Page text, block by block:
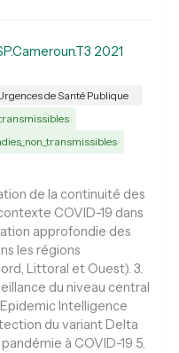
2021
de Santé Publique
de la continuité des
COVID-19 dans
approfondie des
les régions
Littoral et Ouest). 3.
du niveau central
Intelligence
du variant Delta
à COVID-19 5.